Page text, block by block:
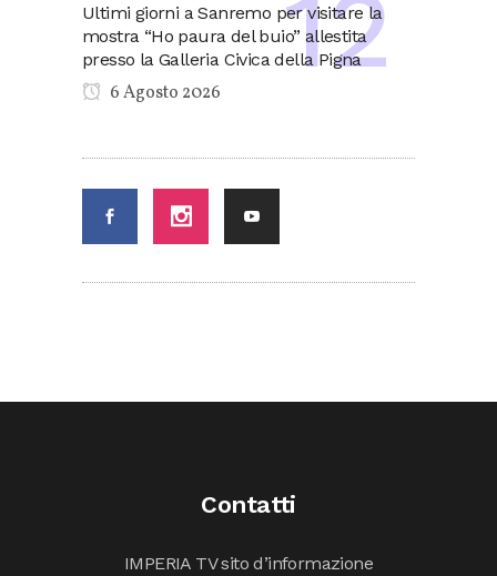
Ultimi giorni a Sanremo per visitare la
mostra “Ho paura del buio” allestita
presso la Galleria Civica della Pigna
6 Agosto 2026
Contatti
IMPERIA TV sito d’informazione